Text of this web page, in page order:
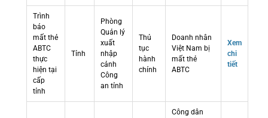
Trình
báo
mất thẻ
ABTC
thực
hiện tại
cấp
tỉnh
Tỉnh
Phòng
Quản lý
xuất
nhập
cảnh
Công
an tỉnh
Thủ
tục
hành
chính
Doanh nhân
Việt Nam bị
mất thẻ
ABTC
Xem
chi
tiết
Công dân